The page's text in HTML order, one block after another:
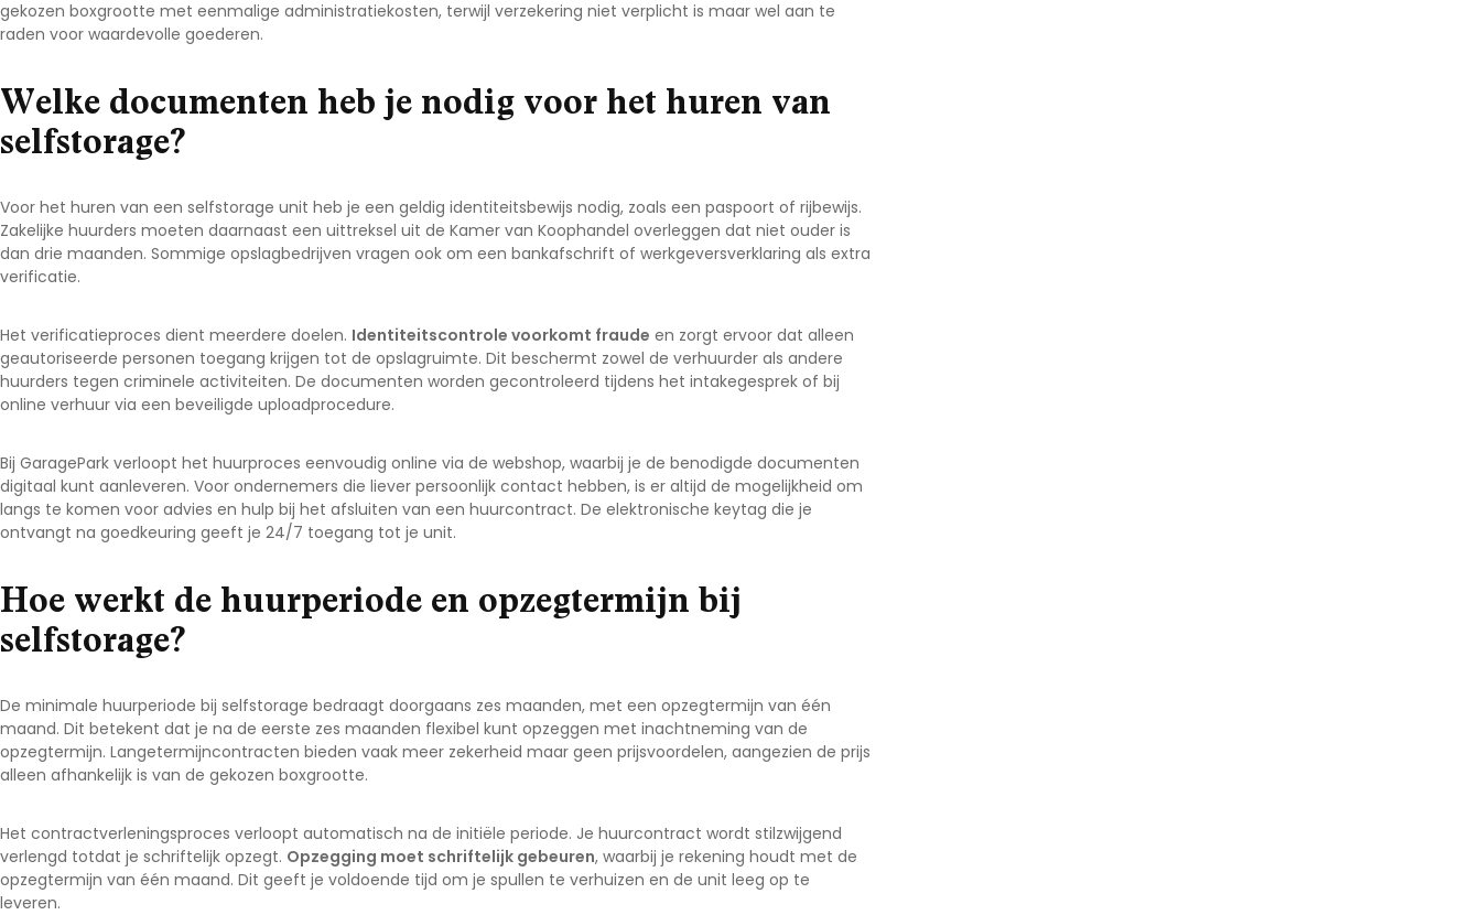
Noord-Brabant
Overijssel
Utrecht
Zuid-Holland
gekozen boxgrootte met eenmalige administratiekosten, terwijl verzekering niet verplicht is maar wel aan te
raden voor waardevolle goederen.
Welke documenten heb je nodig voor het huren van
selfstorage?
Voor het huren van een selfstorage unit heb je een geldig identiteitsbewijs nodig, zoals een paspoort of rijbewijs.
Zakelijke huurders moeten daarnaast een uittreksel uit de Kamer van Koophandel overleggen dat niet ouder is
dan drie maanden. Sommige opslagbedrijven vragen ook om een bankafschrift of werkgeversverklaring als extra
verificatie.
Het verificatieproces dient meerdere doelen. Identiteitscontrole voorkomt fraude en zorgt ervoor dat alleen
geautoriseerde personen toegang krijgen tot de opslagruimte. Dit beschermt zowel de verhuurder als andere
huurders tegen criminele activiteiten. De documenten worden gecontroleerd tijdens het intakegesprek of bij
online verhuur via een beveiligde uploadprocedure.
Bij GaragePark verloopt het huurproces eenvoudig online via de webshop, waarbij je de benodigde documenten
digitaal kunt aanleveren. Voor ondernemers die liever persoonlijk contact hebben, is er altijd de mogelijkheid om
langs te komen voor advies en hulp bij het afsluiten van een huurcontract. De elektronische keytag die je
ontvangt na goedkeuring geeft je 24/7 toegang tot je unit.
Hoe werkt de huurperiode en opzegtermijn bij
selfstorage?
De minimale huurperiode bij selfstorage bedraagt doorgaans zes maanden, met een opzegtermijn van één
maand. Dit betekent dat je na de eerste zes maanden flexibel kunt opzeggen met inachtneming van de
opzegtermijn. Langetermijncontracten bieden vaak meer zekerheid maar geen prijsvoordelen, aangezien de prijs
alleen afhankelijk is van de gekozen boxgrootte.
Het contractverleningsproces verloopt automatisch na de initiële periode. Je huurcontract wordt stilzwijgend
verlengd totdat je schriftelijk opzegt. Opzegging moet schriftelijk gebeuren, waarbij je rekening houdt met de
opzegtermijn van één maand. Dit geeft je voldoende tijd om je spullen te verhuizen en de unit leeg op te
leveren.